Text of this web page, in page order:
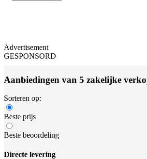
Advertisement
GESPONSORD
Aanbiedingen van 5 zakelijke
Sorteren op:
Beste prijs
Beste beoordeling
Directe levering